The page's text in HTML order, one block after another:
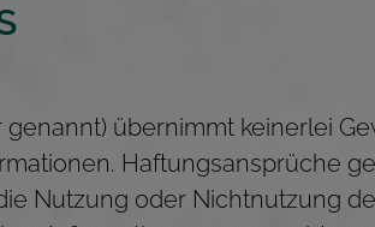
übernimmt keinerlei
Haftungsansprüche
Nutzung oder Nichtnutzung